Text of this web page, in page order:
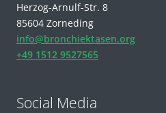
Herzog-Arnulf-Str. 8
85604 Zorneding
info@bronchiektasen.org
+49 1512 9527565
Social Media